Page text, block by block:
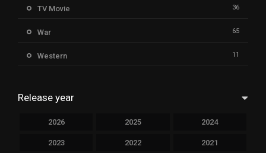
TV Movie 36
War 65
Western 11
Release year
2026 2025 2024
2023 2022 2021